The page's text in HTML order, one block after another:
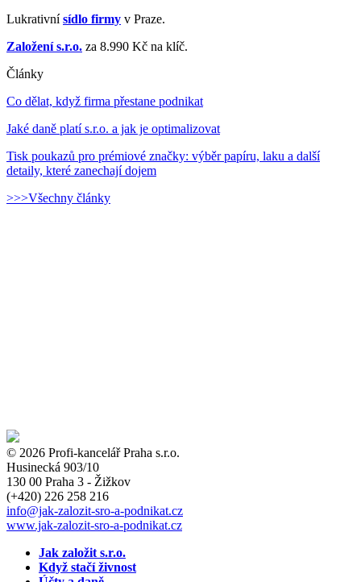
Lukrativnísídlo firmy v Praze.
Založení s.r.o. za 8.990 Kč na klíč.
Články
Co dělat, když firma přestane podnikat
Jaké daně platí s.r.o. a jak je optimalizovat
Tisk poukazů pro prémiové značky: výběr papíru, laku a další
detaily, které zanechají dojem
>>>Všechny články
© 2026 Profi-kancelář Praha s.r.o.
Husinecká 903/10
130 00 Praha 3 - Žižkov
(+420) 226 258 216
info@jak-zalozit-sro-a-podnikat.cz
www.jak-zalozit-sro-a-podnikat.cz
Jak založit s.r.o.
Když stačí živnost